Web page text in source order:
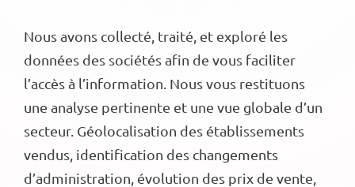
Nous avons collecté, traité, et exploré les
données des sociétés afin de vous faciliter
l’accès à l’information. Nous vous restituons
une analyse pertinente et une vue globale d’un
secteur. Géolocalisation des établissements
vendus, identification des changements
d’administration, évolution des prix de vente,